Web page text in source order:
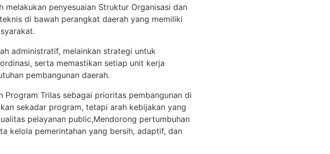
melakukan penyesuaian Struktur Organisasi dan
di bawah perangkat daerah yang memiliki
administratif, melainkan strategi untuk
serta memastikan setiap unit kerja
pembangunan daerah.
Program Trilas sebagai prioritas pembangunan di
sekadar program, tetapi arah kebijakan yang
pelayanan public,Mendorong pertumbuhan
kelola pemerintahan yang bersih, adaptif, dan